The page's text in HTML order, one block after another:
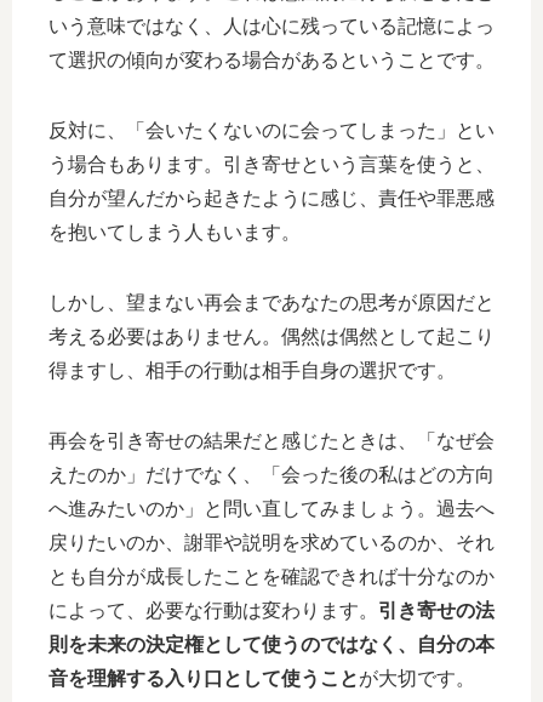
いう意味ではなく、人は心に残っている記憶によっ
て選択の傾向が変わる場合があるということです。
反対に、「会いたくないのに会ってしまった」とい
う場合もあります。引き寄せという言葉を使うと、
自分が望んだから起きたように感じ、責任や罪悪感
を抱いてしまう人もいます。
しかし、望まない再会まであなたの思考が原因だと
考える必要はありません。偶然は偶然として起こり
得ますし、相手の行動は相手自身の選択です。
再会を引き寄せの結果だと感じたときは、「なぜ会
えたのか」だけでなく、「会った後の私はどの方向
へ進みたいのか」と問い直してみましょう。過去へ
戻りたいのか、謝罪や説明を求めているのか、それ
とも自分が成長したことを確認できれば十分なのか
によって、必要な行動は変わります。 引き寄せの法
則を未来の決定権として使うのではなく、自分の本
音を理解する入り口として使うことが大切です。